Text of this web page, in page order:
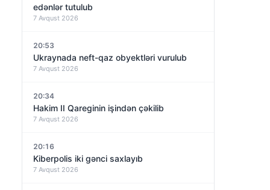
edənlər tutulub
7 Avqust 2026
20:53
Ukraynada neft-qaz obyektləri vurulub
7 Avqust 2026
20:34
Hakim II Qareginin işindən çəkilib
7 Avqust 2026
20:16
Kiberpolis iki gənci saxlayıb
7 Avqust 2026